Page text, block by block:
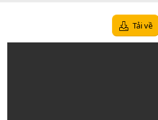
ả
i
Tải về